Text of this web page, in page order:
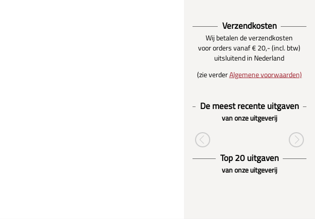
Verzendkosten
Wij betalen de verzendkosten
voor orders vanaf € 20,- (incl. btw)
uitsluitend in Nederland
(zie verderAlgemene voorwaarden)
De meest recente uitgaven
van onze uitgeverij
Top 20 uitgaven
van onze uitgeverij